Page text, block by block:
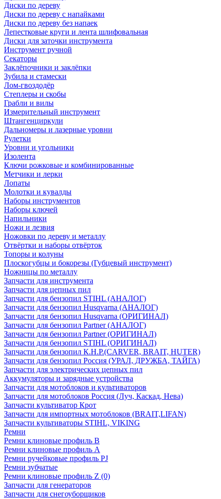
Диски по дереву
Диски по дереву с напайками
Диски по дереву без напаек
Лепестковые круги и лента шлифовальная
Диски для заточки инструмента
Инструмент ручной
Секаторы
Заклёпочники и заклёпки
Зубила и стамески
Лом-гвоздодёр
Степлеры и скобы
Грабли и вилы
Измерительный инструмент
Штангенциркули
Дальномеры и лазерные уровни
Рулетки
Уровни и угольники
Изолента
Ключи рожковые и комбинированные
Метчики и лерки
Лопаты
Молотки и кувалды
Наборы инструментов
Наборы ключей
Напильники
Ножи и лезвия
Ножовки по дереву и металлу
Отвёртки и наборы отвёрток
Топоры и колуны
Плоскогубцы и бокорезы (Губцевый инструмент)
Ножницы по металлу
Запчасти для инструмента
Запчасти для цепных пил
Запчасти для бензопил STIHL (АНАЛОГ)
Запчасти для бензопил Husqvarna (АНАЛОГ)
Запчасти для бензопил Husqvarna (ОРИГИНАЛ)
Запчасти для бензопил Partner (АНАЛОГ)
Запчасти для бензопил Partner (ОРИГИНАЛ)
Запчасти для бензопил STIHL (ОРИГИНАЛ)
Запчасти для бензопил К.Н.Р.(CARVER, BRAIT, HUTER)
Запчасти для бензопил Россия (УРАЛ, ДРУЖБА, ТАЙГА)
Запчасти для электрических цепных пил
Аккумуляторы и зарядные устройства
Запчасти для мотоблоков и культиваторов
Запчасти для мотоблоков Россия (Луч, Каскад, Нева)
Запчасти культиватор Крот
Запчасти для импортных мотоблоков (BRAIT,LIFAN)
Запчасти культиваторы STIHL, VIKING
Ремни
Ремни клиновые профиль B
Ремни клиновые профиль А
Ремни ручейковые профиль PJ
Ремни зубчатые
Ремни клиновые профиль Z (0)
Запчасти для генераторов
Запчасти для снегоуборщиков